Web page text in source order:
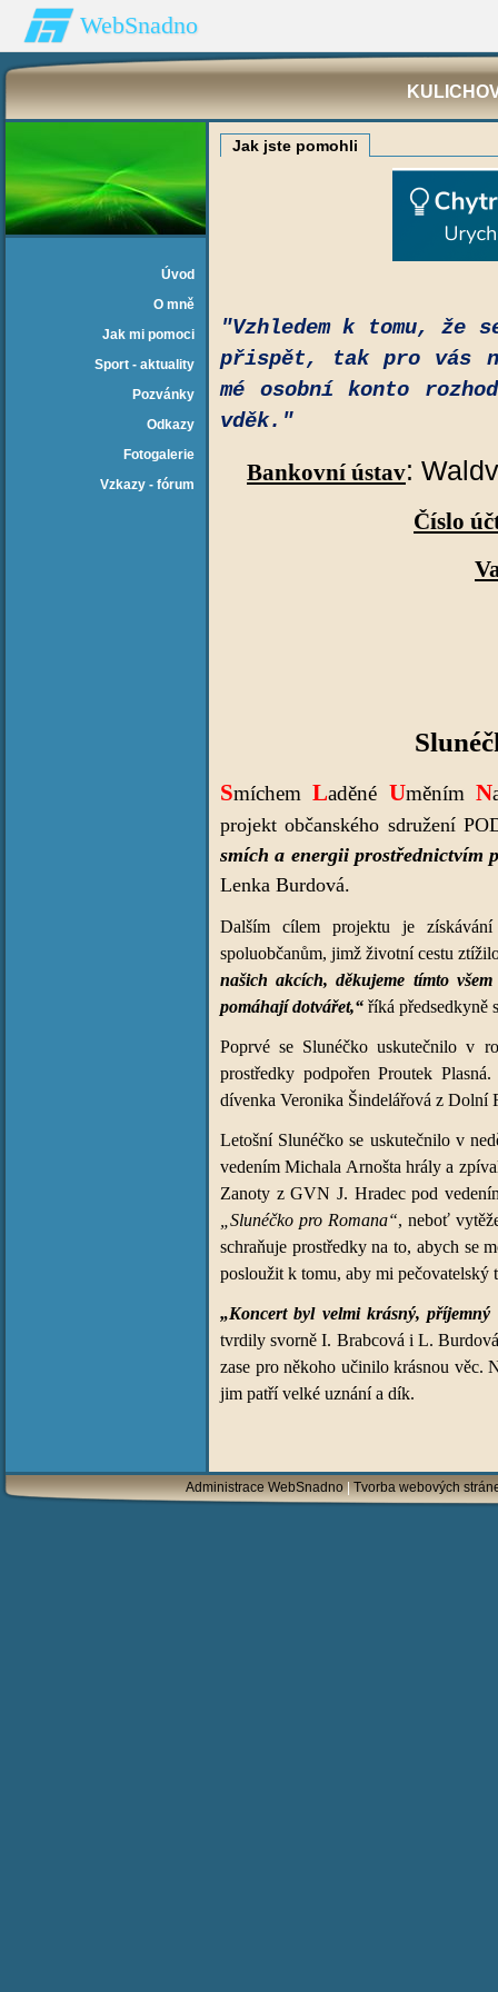
WebSnadno
Úvod
O mně
Jak mi pomoci
Sport - aktuality
Pozvánky
Odkazy
Fotogalerie
Vzkazy - fórum
Jak jste pomohli
"Vzhledem k tomu, že
přispět, tak pro vás
mé osobní konto
vděk."
Bankovní ústav:
Číslo
SmíchemLaděné Uměním N
projekt občanského sdružení
smích a energii prostřednictvím
Lenka Burdová.
Dalším cílem projektu je
spoluobčanům, jimž životní cestu
našich akcích, děkujeme tímto
pomáhají dotvářet,“ říká předsedkyně
Poprvé se Slunéčko uskutečnilo v
prostředky podpořen Proutek
dívenka Veronika Šindelářová z Dolní
Letošní Slunéčko se uskutečnilo v
vedením Michala Arnošta hrály a
Zanoty z GVN J. Hradec pod
„Slunéčko pro Romana“, neboť
schraňuje prostředky na to, abych se
posloužit k tomu, aby mi
„Koncert byl velmi krásný, příjemný
tvrdily svorně I. Brabcová i L.
zase pro někoho učinilo krásnou věc.
jim patří velké uznání a dík.
Administrace WebSnadno|Tvorba webových